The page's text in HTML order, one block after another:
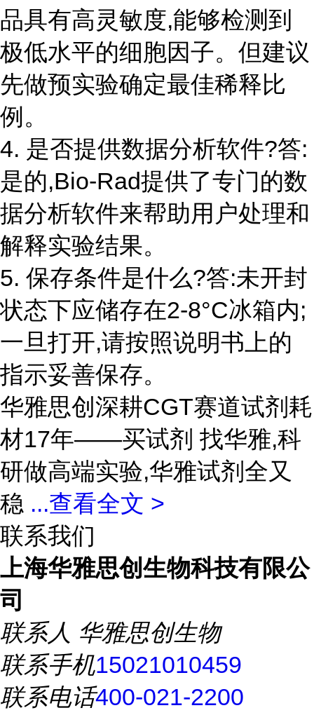
品具有高灵敏度,能够检测到
极低水平的细胞因子。但建议
先做预实验确定最佳稀释比
例。
4. 是否提供数据分析软件?答:
是的,Bio-Rad提供了专门的数
据分析软件来帮助用户处理和
解释实验结果。
5. 保存条件是什么?答:未开封
状态下应储存在2-8°C冰箱内;
一旦打开,请按照说明书上的
指示妥善保存。
华雅思创深耕CGT赛道试剂耗
材17年——买试剂 找华雅,科
研做高端实验,华雅试剂全又
稳 ...查看全文 >
联系我们
上海华雅思创生物科技有限公
司
联系人 华雅思创生物
联系手机15021010459
联系电话400-021-2200